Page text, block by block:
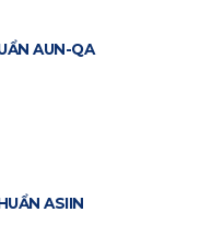
AUN-QA
ASIIN